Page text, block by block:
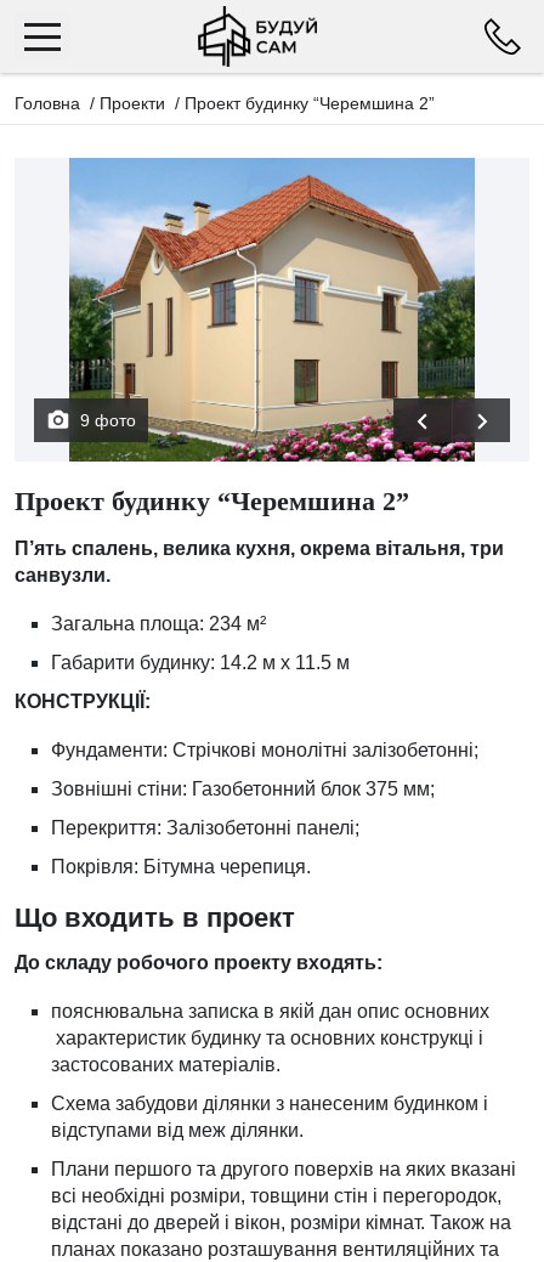
Головна / Проекти / Проект будинку “Черемшина 2”
9 фото
Проект будинку “Черемшина 2”
П’ять спалень, велика кухня, окрема вітальня, три
санвузли.
Загальна площа: 234 м²
Габарити будинку: 14.2 м х 11.5 м
КОНСТРУКЦІЇ:
Фундаменти: Стрічкові монолітні залізобетонні;
Зовнішні стіни: Газобетонний блок 375 мм;
Перекриття: Залізобетонні панелі;
Покрівля: Бітумна черепиця.
Що входить в проект
До складу робочого проекту входять:
пояснювальна записка в якій дан опис основних
характеристик будинку та основних конструкці і
застосованих матеріалів.
Схема забудови ділянки з нанесеним будинком і
відступами від меж ділянки.
Плани першого та другого поверхів на яких вказані
всі необхідні розміри, товщини стін і перегородок,
відстані до дверей і вікон, розміри кімнат. Також на
планах показано розташування вентиляційних та